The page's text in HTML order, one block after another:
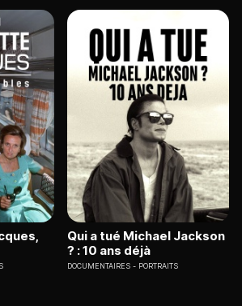
Qui a tué Michael Jackson
? : 10 ans déjà
DOCUMENTAIRES PORTRAITS